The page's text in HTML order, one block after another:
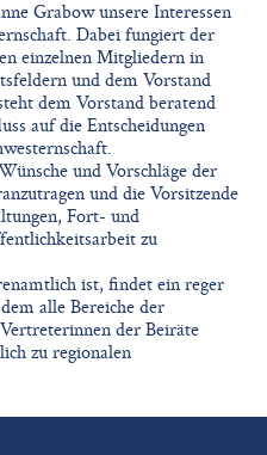
Grabow unsere Interessen
Dabei fungiert der
einzelnen Mitgliedern in
und dem Vorstand
dem Vorstand beratend
auf die Entscheidungen
und Vorschläge der
und die Vorsitzende
Fort- und
zu
ist, findet ein reger
alle Bereiche der
der Beiräte
zu regionalen